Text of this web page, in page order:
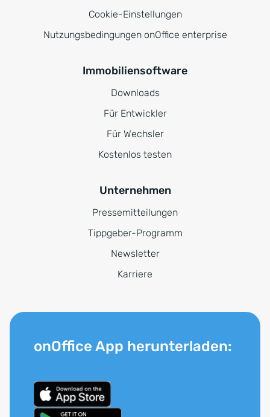
Cookie-Einstellungen
Nutzungsbedingungen onOffice enterprise
Immobiliensoftware
Downloads
Für Entwickler
Für Wechsler
Kostenlos testen
Unternehmen
Pressemitteilungen
Tippgeber-Programm
Newsletter
Karriere
onOffice App herunterladen: